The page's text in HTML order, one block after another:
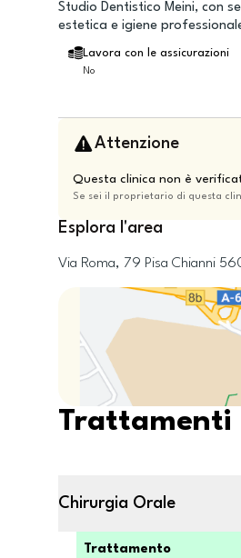
Studio Dentistico Meini, con
estetica e igiene
Lavora con le assicurazioni
No
Attenzione
Questa clinica non è
Se sei il proprietario di questa
Esplora l'area
Via Roma, 79 Pisa Chianni
Trattamenti
Chirurgia Orale
Trattamento